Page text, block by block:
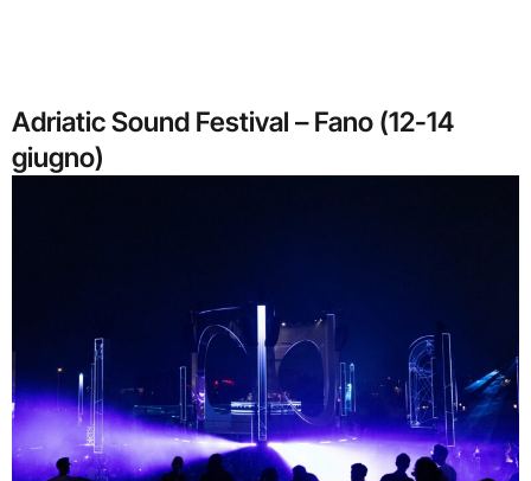
Adriatic Sound Festival – Fano (12-14
giugno)